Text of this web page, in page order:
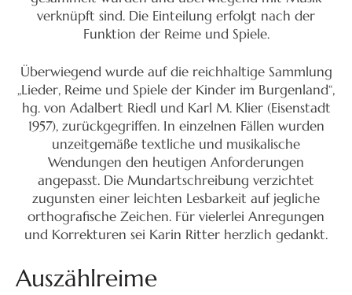
verknüpft sind. Die Einteilung erfolgt nach der
Funktion der Reime und Spiele.
Überwiegend wurde auf die reichhaltige Sammlung
„Lieder, Reime und Spiele der Kinder im Burgenland“,
hg. von Adalbert Riedl und Karl M. Klier (Eisenstadt
1957), zurückgegriffen. In einzelnen Fällen wurden
unzeitgemäße textliche und musikalische
Wendungen den heutigen Anforderungen
angepasst. Die Mundartschreibung verzichtet
zugunsten einer leichten Lesbarkeit auf jegliche
orthografische Zeichen. Für vielerlei Anregungen
und Korrekturen sei Karin Ritter herzlich gedankt.
Auszählreime